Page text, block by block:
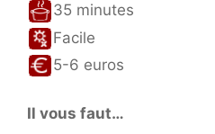
35 minutes
Facile
5-6 euros
Il vous faut…